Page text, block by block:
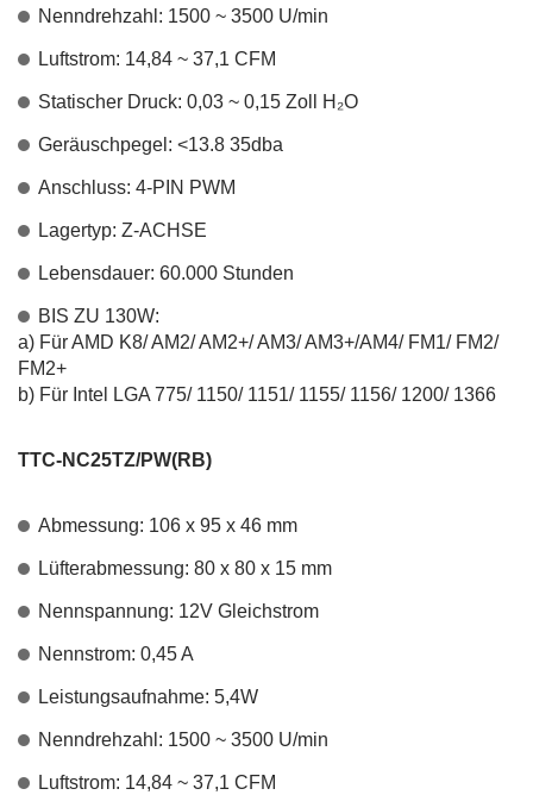
Nenndrehzahl: 1500 ~ 3500 U/min
Luftstrom: 14,84 ~ 37,1 CFM
Statischer Druck: 0,03 ~ 0,15 Zoll H₂O
Geräuschpegel: <13.8 35dba
Anschluss: 4-PIN PWM
Lagertyp: Z-ACHSE
Lebensdauer: 60.000 Stunden
BIS ZU 130W:
a) Für AMD K8/ AM2/ AM2+/ AM3/ AM3+/AM4/ FM1/ FM2/
FM2+
b) Für Intel LGA 775/ 1150/ 1151/ 1155/ 1156/ 1200/ 1366
TTC-NC25TZ/PW(RB)
Abmessung: 106 x 95 x 46 mm
Lüfterabmessung: 80 x 80 x 15 mm
Nennspannung: 12V Gleichstrom
Nennstrom: 0,45 A
Leistungsaufnahme: 5,4W
Nenndrehzahl: 1500 ~ 3500 U/min
Luftstrom: 14,84 ~ 37,1 CFM